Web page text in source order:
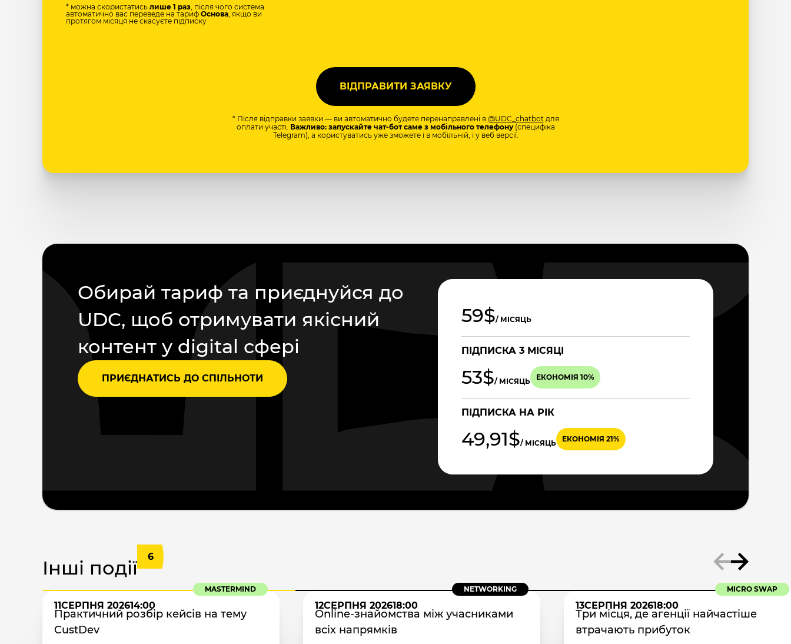
* можна скористатись лише 1 раз, після чого система
автоматично вас переведе на тариф Основа, якщо ви
протягом місяця не скасуєте підписку
* Після відправки заявки — ви автоматично будете перенаправлені в @UDC_chatbotдля
оплати участі. Важливо: запускайте чат-бот саме з мобільного телефону(специфіка
Telegram), а користуватись уже зможете і в мобільній, і у веб версії.
Обирай тариф та приєднуйся до
UDC, щоб отримувати якісний
контент у digital сфері
ПРИЄДНАТИСЬ ДО СПІЛЬНОТИ
59$/ МІСЯЦЬ
ПІДПИСКА 3 МІСЯЦІ
53$/ МІСЯЦЬ ЕКОНОМІЯ 10%
ПІДПИСКА НА РІК
49,91$/ МІСЯЦЬ ЕКОНОМІЯ 21%
Інші події 6
MASTERMIND
11СЕРПНЯ 202614:00
Практичний розбір кейсів на тему
CustDev
NETWORKING
12СЕРПНЯ 202618:00
Online-знайомства між учасниками
всіх напрямків
MICRO SWAP
13СЕРПНЯ 202618:00
Три місця, де агенції найчастіше
втрачають прибуток